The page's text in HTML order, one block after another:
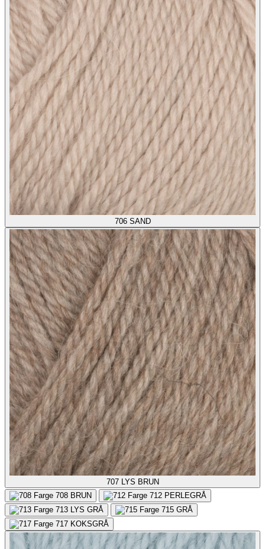
706 SAND
707 LYS BRUN
708 BRUN 712 PERLEGRÅ
713 LYS GRÅ 715 GRÅ
717 KOKSGRÅ